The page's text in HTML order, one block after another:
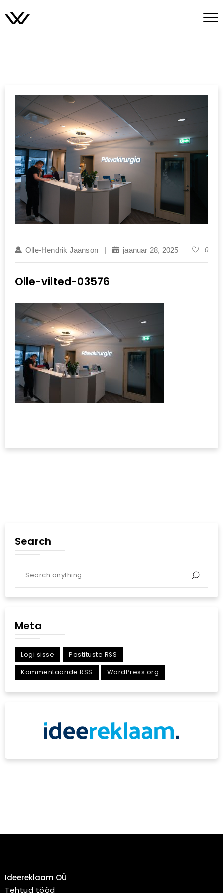
Olle-Hendrik Jaanson jaanuar 28, 2025 0
Olle-viited-03576
Search
Meta
Logi sisse
Postituste RSS
Kommentaaride RSS
WordPress.org
Ideereklaam OÜ
Tehtud tööd